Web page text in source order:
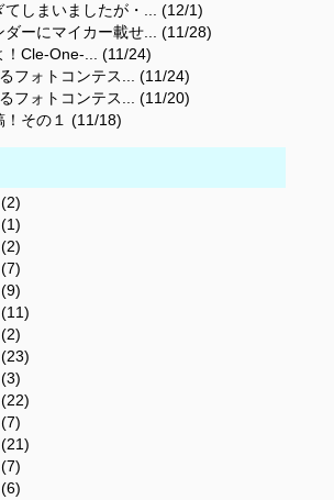
てしまいましたが・... (12/1)
ダーにマイカー載せ... (11/28)
！Cle-One-... (11/24)
フォトコンテス... (11/24)
フォトコンテス... (11/20)
！その１ (11/18)